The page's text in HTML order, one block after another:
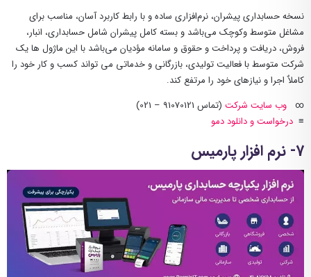
نسخه حسابداری پیشران، نرم‌افزاری ساده و با رابط کاربرد آسان، مناسب برای
مشاغل متوسط وکوچک می‌باشد و بسته کامل پیشران شامل حسابداری، انبار،
فروش، دریافت و پرداخت و حقوق و سامانه مؤدیان می‌باشد با این ماژول ها یک
شرکت متوسط با فعالیت تولیدی، بازرگانی و خدماتی می تواند کسب و کار خود را
کاملاٌ اجرا و نیازهای خود را مرتفع کند.
∞ وب سایت شرکت(تماس 91070121 – 021)
≡ درخواست و دانلود دمو
7- نرم افزار پارمیس